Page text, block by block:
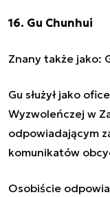
16. Gu Chunhui
Znany także jako:
Gu służył jako
Wyzwoleńczej w
odpowiadającym
komunikatów
Osobiście